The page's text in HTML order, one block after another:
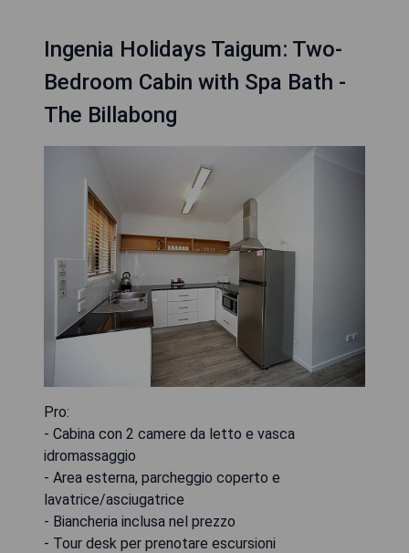
Ingenia Holidays Taigum: Two-
Bedroom Cabin with Spa Bath -
The Billabong
Pro:
- Cabina con 2 camere da letto e vasca
idromassaggio
- Area esterna, parcheggio coperto e
lavatrice/asciugatrice
- Biancheria inclusa nel prezzo
- Tour desk per prenotare escursioni